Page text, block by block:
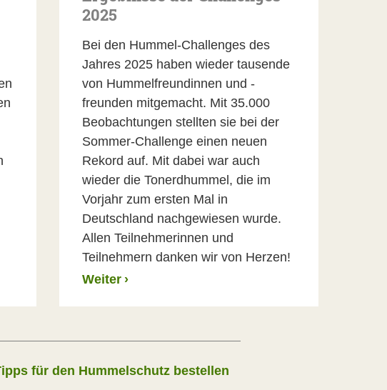
2025
Bei den Hummel-Challenges des
Jahres 2025 haben wieder tausende
von Hummelfreundinnen und -
freunden mitgemacht. Mit 35.000
Beobachtungen stellten sie bei der
Sommer-Challenge einen neuen
Rekord auf. Mit dabei war auch
wieder die Tonerdhummel, die im
Vorjahr zum ersten Mal in
Deutschland nachgewiesen wurde.
Allen Teilnehmerinnen und
Teilnehmern danken wir von Herzen!
Weiter ›
für den Hummelschutz bestellen